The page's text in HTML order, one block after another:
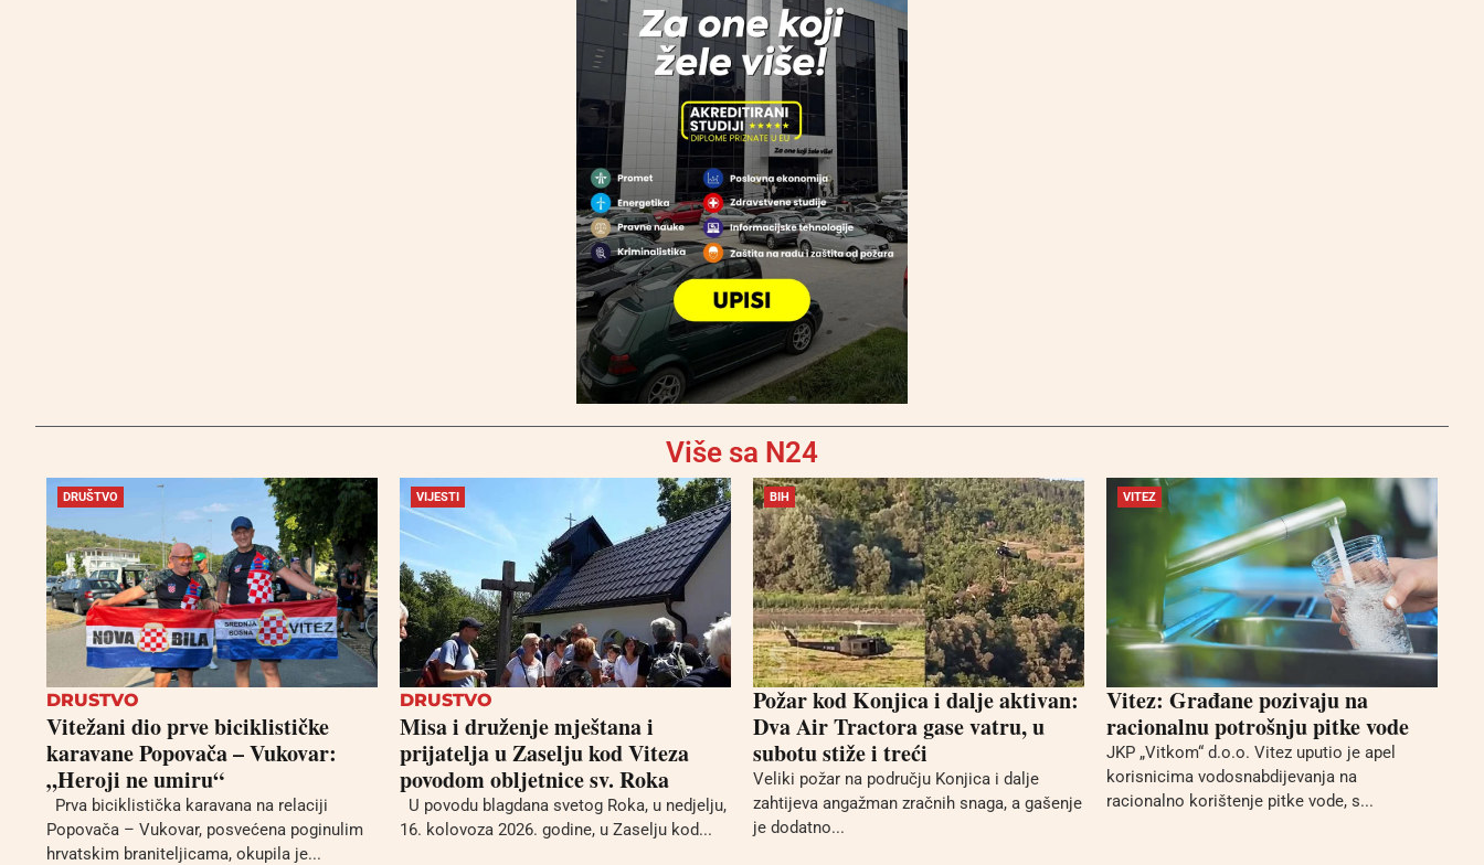
Više sa N24
DRUŠTVO
DRUSTVO
Vitežani dio prve biciklističke
karavane Popovača – Vukovar:
„Heroji ne umiru“
Prva biciklistička karavana na relaciji
Popovača – Vukovar, posvećena poginulim
hrvatskim braniteljicama, okupila je...
VIJESTI
DRUSTVO
Misa i druženje mještana i
prijatelja u Zaselju kod Viteza
povodom obljetnice sv. Roka
U povodu blagdana svetog Roka, u nedjelju,
16. kolovoza 2026. godine, u Zaselju kod...
BIH
Požar kod Konjica i dalje aktivan:
Dva Air Tractora gase vatru, u
subotu stiže i treći
Veliki požar na području Konjica i dalje
zahtijeva angažman zračnih snaga, a gašenje
je dodatno...
VITEZ
Vitez: Građane pozivaju na
racionalnu potrošnju pitke vode
JKP „Vitkom“ d.o.o. Vitez uputio je apel
korisnicima vodosnabdijevanja na
racionalno korištenje pitke vode, s...